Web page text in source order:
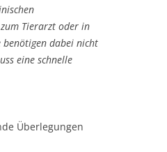
Tierarzt oder in
dabei nicht
eine schnelle
Überlegungen